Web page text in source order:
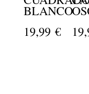
BLANCO
19,99 €